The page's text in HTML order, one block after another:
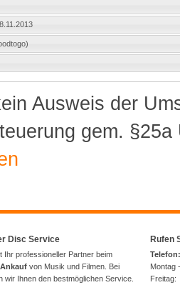
Ausweis der
gem.
Disc Service
Ihr professioneller Partner beim
Ankauf von Musik und Filmen. Bei
wir Ihnen den bestmöglichen Service.
Rufen
Montag